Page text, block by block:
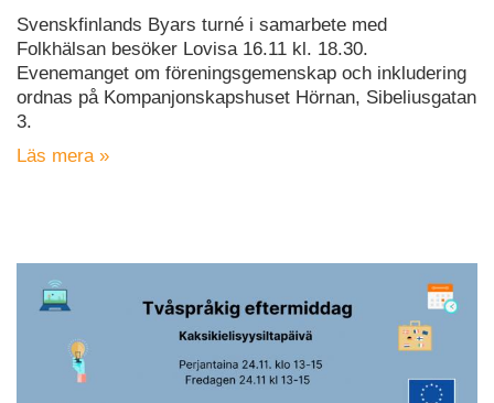
Svenskfinlands Byars turné i samarbete med
Folkhälsan besöker Lovisa 16.11 kl. 18.30.
Evenemanget om föreningsgemenskap och inkludering
ordnas på Kompanjonskapshuset Hörnan, Sibeliusgatan
3.
Läs mera »